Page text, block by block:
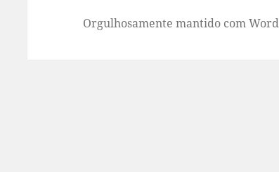
Orgulhosamente mantido com